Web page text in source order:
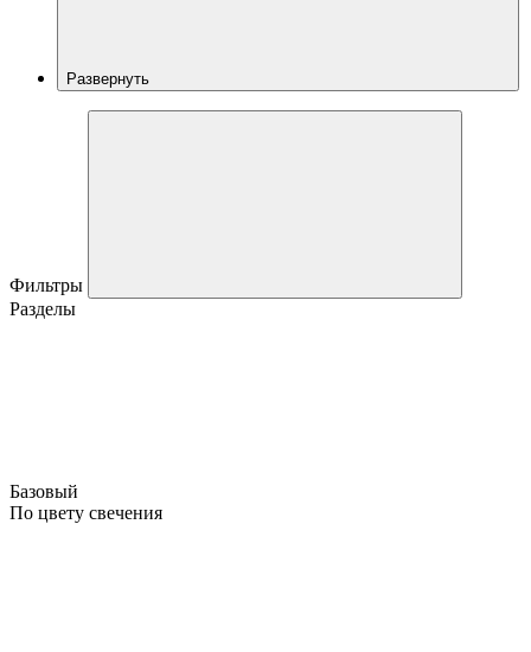
Развернуть
Фильтры
Разделы
Базовый
По цвету свечения